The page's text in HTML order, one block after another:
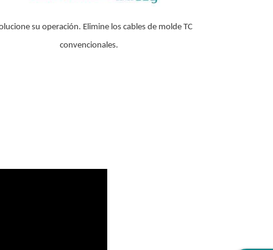
su operación. Elimine los cables de molde TC
convencionales.